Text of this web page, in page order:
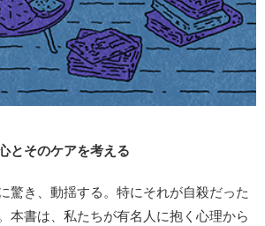
とそのケアを考える
驚き、動揺する。特にそれが自殺だった
本書は、私たちが有名人に抱く心理から